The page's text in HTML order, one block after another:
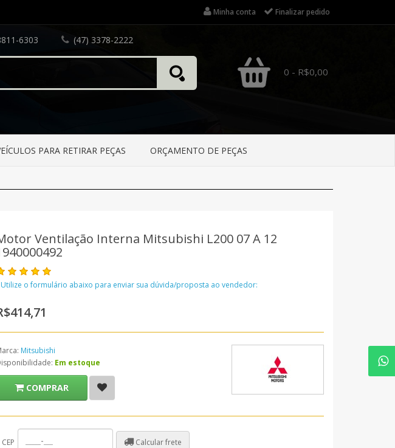
Minha conta Finalizar pedido
6303 (47) 3378-2222
0 - R$0,00
PARA RETIRAR PEÇAS ORÇAMENTO DE PEÇAS
Ventilação Interna Mitsubishi L200 07 A 12
Utilize o formulário abaixo para enviar sua dúvida/proposta ao vendedor:
Mitsubishi
Em estoque
COMPRAR
CEP Calcular frete